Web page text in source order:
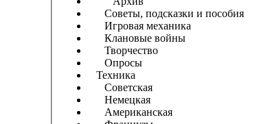
Советы, подсказки и пособия
Игровая механика
Клановые войны
Творчество
Опросы
Техника
Советская
Немецкая
Американская